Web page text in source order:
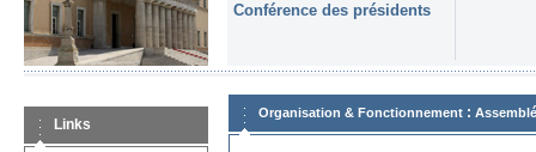
Conférence des présidents
Links
Organisation & Fonctionnement :